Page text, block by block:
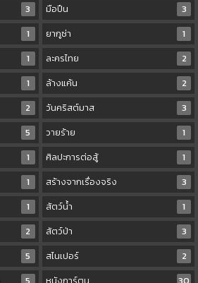
3 มือปืน
3
1 ยากูซ่า
1
1 ละครไทย
2
1 ล้างแค้น
2
2 วันคริสต์มาส
3
5 วายร้าย
1
1 ศิลปะการต่อสู้
1
1 สร้างจากเรื่องจริง
3
1 สัตว์น้ำ
1
2 สัตว์ป่า
3
5 สไนเปอร์
2